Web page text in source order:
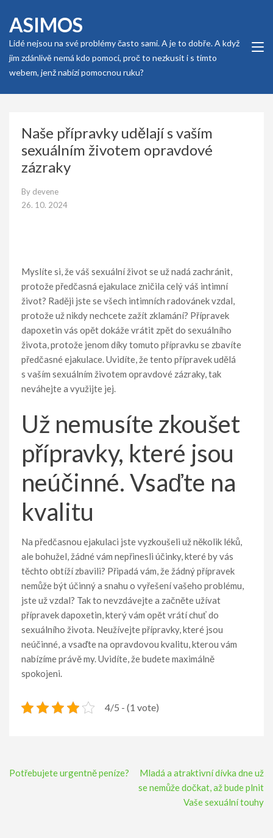
content
Enter)
ASIMOS
Lidé nejsou na své problémy často sami. A je to dobře. A když
jim zdánlivě nemá kdo pomoci, proč to nezkusit i s tímto
webem, jenž nabízí pomocnou ruku?
Naše přípravky udělají s vaším
sexuálním životem opravdové
zázraky
By devene
26. 10. 2024
Myslíte si, že váš sexuální život se už nadá zachránit,
protože předčasná ejakulace zničila celý váš intimní
život? Raději jste se všech intimních radovánek vzdal,
protože už nikdy nechcete zažít zklamání? Přípravek
dapoxetin vás opět dokáže vrátit zpět do sexuálního
života, protože jenom díky tomuto přípravku se zbavíte
předčasné ejakulace. Uvidíte, že tento přípravek udělá
s vaším sexuálním životem opravdové zázraky, tak
neváhejte a využijte jej.
Už nemusíte zkoušet
přípravky, které jsou
neúčinné. Vsaďte na
kvalitu
Na předčasnou ejakulaci jste vyzkoušeli už několik léků,
ale bohužel, žádné vám nepřinesli účinky, které by vás
těchto obtíží zbavili? Připadá vám, že žádný přípravek
nemůže být účinný a snahu o vyřešení vašeho problému,
jste už vzdal? Tak to nevzdávejte a začněte užívat
přípravek dapoxetin, který vám opět vrátí chuť do
sexuálního života. Neužívejte přípravky, které jsou
neúčinné, a vsaďte na opravdovou kvalitu, kterou vám
nabízíme právě my. Uvidíte, že budete maximálně
spokojeni.
4/5 - (1 vote)
Navigace
Potřebujete urgentně peníze?
Mladá a atraktivní dívka dne už
se nemůže dočkat, až bude plnit
Vaše sexuální touhy